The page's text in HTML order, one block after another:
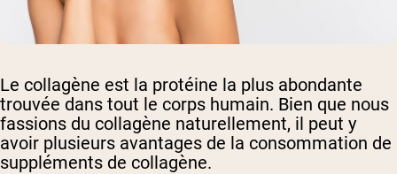
Le collagène est la protéine la plus abondante
trouvée dans tout le corps humain. Bien que nous
fassions du collagène naturellement, il peut y
avoir plusieurs avantages de la consommation de
suppléments de collagène.